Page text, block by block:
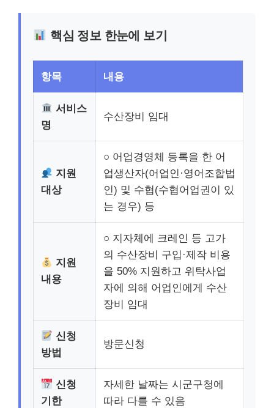
핵심 정보 한눈에 보기
항목 내용
서비스
명
수산장비 임대
지원
대상
○ 어업경영체 등록을 한 어
업생산자(어업인·영어조합법
인) 및 수협(수협어업권이 있
는 경우) 등
지원
내용
○ 지자체에 크레인 등 고가
의 수산장비 구입·제작 비용
을 50% 지원하고 위탁사업
자에 의해 어업인에게 수산
장비 임대
신청
방법
방문신청
신청
기한
자세한 날짜는 시군구청에
따라 다를 수 있음